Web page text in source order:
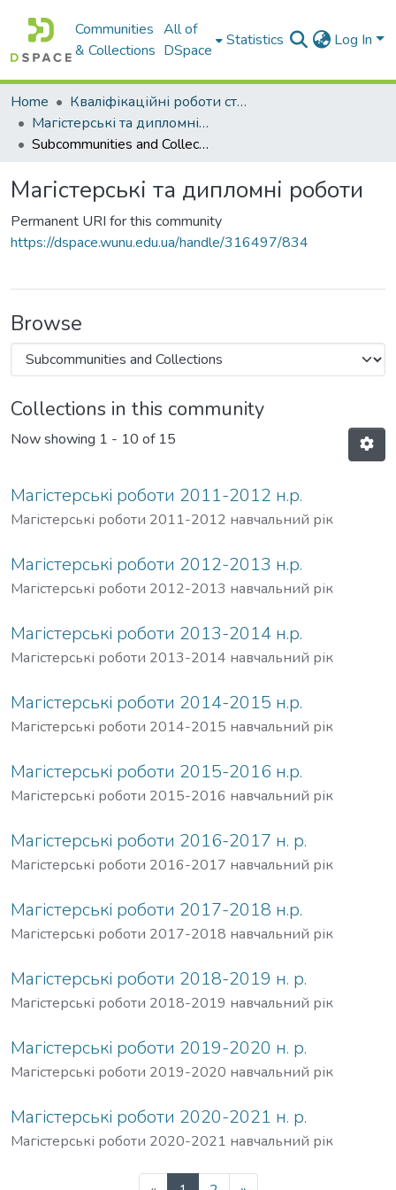
Communities
& Collections
All of
DSpace
Statistics Log In
Home
Кваліфікаційні роботи студентів Західноукраїнського Національного Університету
Магістерські та дипломні роботи
Subcommunities and Collections
Магістерські та дипломні роботи
Permanent URI for this community
https://dspace.wunu.edu.ua/handle/316497/834
Browse
Collections in this community
Now showing 1 - 10 of 15
Магістерські роботи 2011-2012 н.р.
Магістерські роботи 2011-2012 навчальний рік
Магістерські роботи 2012-2013 н.р.
Магістерські роботи 2012-2013 навчальний рік
Магістерські роботи 2013-2014 н.р.
Магістерські роботи 2013-2014 навчальний рік
Магістерські роботи 2014-2015 н.р.
Магістерські роботи 2014-2015 навчальний рік
Магістерські роботи 2015-2016 н.р.
Магістерські роботи 2015-2016 навчальний рік
Магістерські роботи 2016-2017 н. р.
Магістерські роботи 2016-2017 навчальний рік
Магістерські роботи 2017-2018 н.р.
Магістерські роботи 2017-2018 навчальний рік
Магістерські роботи 2018-2019 н. р.
Магістерські роботи 2018-2019 навчальний рік
Магістерські роботи 2019-2020 н. р.
Магістерські роботи 2019-2020 навчальний рік
Магістерські роботи 2020-2021 н. р.
Магістерські роботи 2020-2021 навчальний рік